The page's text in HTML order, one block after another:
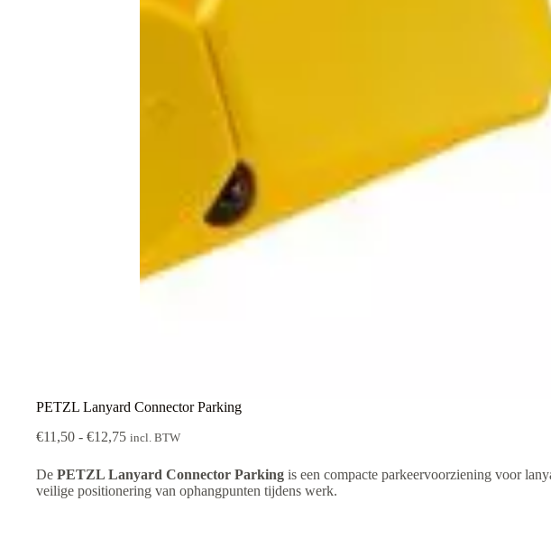
PETZL Lanyard Connector Parking
€11,50 - €12,75Prijsklasse:
€12,75
incl. BTW
De PETZL Lanyard Connector Parking is een compacte parkeervoorziening voor
veilige positionering van ophangpunten tijdens werk.